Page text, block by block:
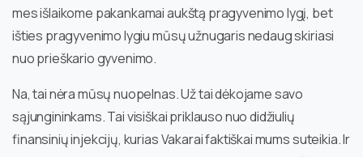
mes išlaikome pakankamai aukštą pragyvenimo lygį, bet
išties pragyvenimo lygiu mūsų užnugaris nedaug skiriasi
nuo prieškario gyvenimo.
Na, tai nėra mūsų nuopelnas. Už tai dėkojame savo
sąjungininkams. Tai visiškai priklauso nuo didžiulių
finansinių injekcijų, kurias Vakarai faktiškai mums suteikia. Ir